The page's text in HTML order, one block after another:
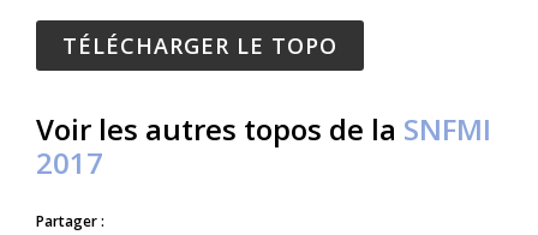
TÉLÉCHARGER LE TOPO
Voir les autres topos de la SNFMI
2017
Partager :